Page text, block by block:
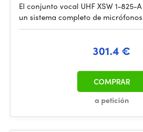
El conjunto vocal UHF XSW 1-825-
un sistema completo de micrófonos
301.4 €
a petición
COMPRAR